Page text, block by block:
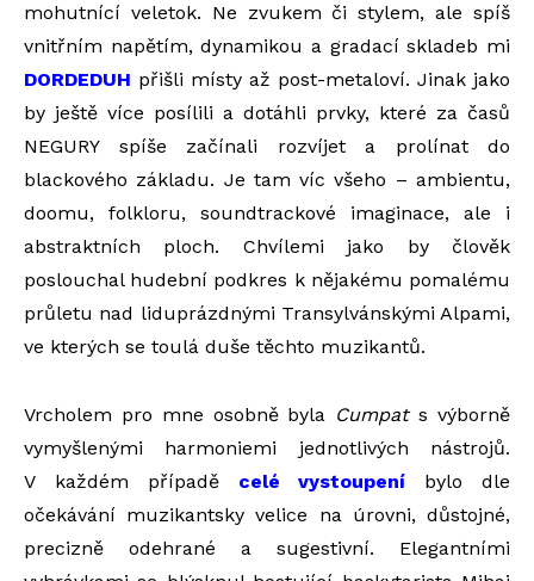
mohutnící veletok. Ne zvukem či stylem, ale spíš
vnitřním napětím, dynamikou a gradací skladeb mi
DORDEDUH přišli místy až post-metaloví. Jinak jako
by ještě více posílili a dotáhli prvky, které za časů
NEGURY spíše začínali rozvíjet a prolínat do
blackového základu. Je tam víc všeho – ambientu,
doomu, folkloru, soundtrackové imaginace, ale i
abstraktních ploch. Chvílemi jako by člověk
poslouchal hudební podkres k nějakému pomalému
průletu nad liduprázdnými Transylvánskými Alpami,
ve kterých se toulá duše těchto muzikantů.
Vrcholem pro mne osobně byla Cumpats výborně
vymyšlenými harmoniemi jednotlivých nástrojů.
V každém případě celé vystoupení bylo dle
očekávání muzikantsky velice na úrovni, důstojné,
precizně odehrané a sugestivní. Elegantními